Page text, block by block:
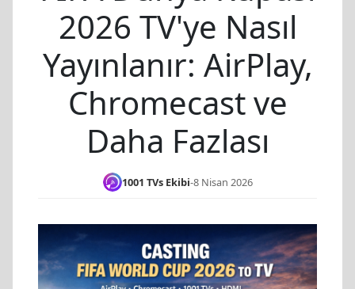
2026 TV'ye Nasıl
Yayınlanır: AirPlay,
Chromecast ve
Daha Fazlası
1001 TVs Ekibi-8 Nisan 2026